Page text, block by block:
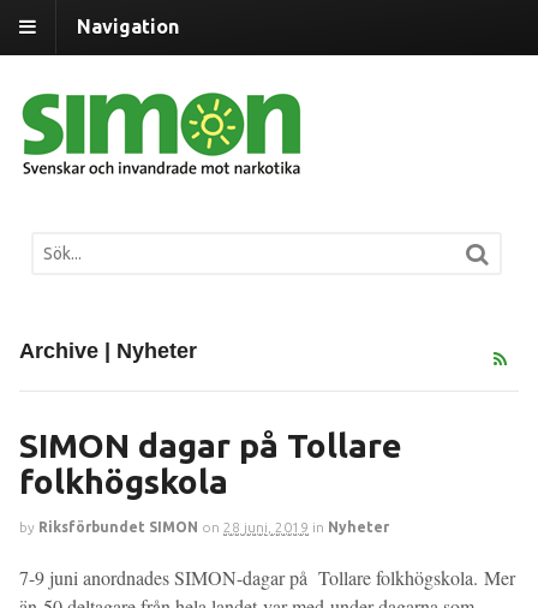
Navigation
Archive | Nyheter
SIMON dagar på Tollare
folkhögskola
by Riksförbundet SIMON on 28 juni, 2019 in Nyheter
7-9 juni anordnades SIMON-dagar på Tollare folkhögskola. Mer